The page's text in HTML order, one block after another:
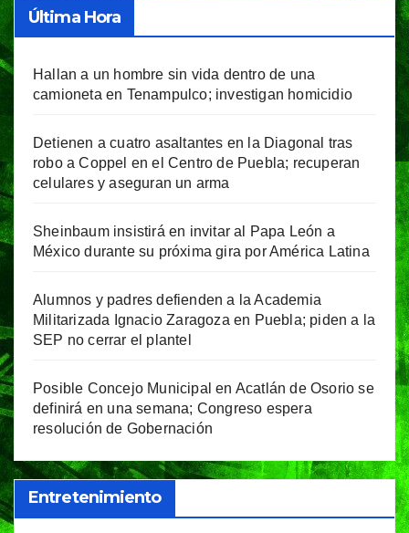
Última Hora
Hallan a un hombre sin vida dentro de una
camioneta en Tenampulco; investigan homicidio
Detienen a cuatro asaltantes en la Diagonal tras
robo a Coppel en el Centro de Puebla; recuperan
celulares y aseguran un arma
Sheinbaum insistirá en invitar al Papa León a
México durante su próxima gira por América Latina
Alumnos y padres defienden a la Academia
Militarizada Ignacio Zaragoza en Puebla; piden a la
SEP no cerrar el plantel
Posible Concejo Municipal en Acatlán de Osorio se
definirá en una semana; Congreso espera
resolución de Gobernación
Entretenimiento